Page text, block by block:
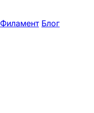
Филамент Блог